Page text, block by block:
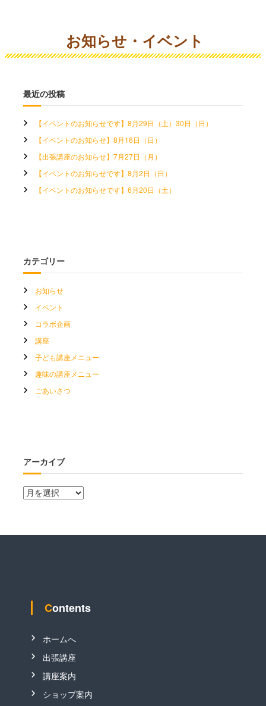
お知らせ・イベント
最近の投稿
【イベントのお知らせです】8月29日（土）30日（日）
【イベントのお知らせ】8月16日（日）
【出張講座のお知らせ】7月27日（月）
【イベントのお知らせです】8月2日（日）
【イベントのお知らせです】6月20日（土）
カテゴリー
お知らせ
イベント
コラボ企画
講座
子ども講座メニュー
趣味の講座メニュー
ごあいさつ
アーカイブ
ア
ー
Contents
ホームへ
出張講座
講座案内
ショップ案内